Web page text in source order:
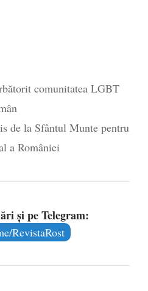
comunitatea LGBT
de la Sfântul Munte pentru
a României
și pe Telegram:
RevistaRost